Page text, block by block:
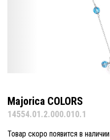
Majorica COLORS
14554.01.2.000.010.1
Товар скоро появится в наличии